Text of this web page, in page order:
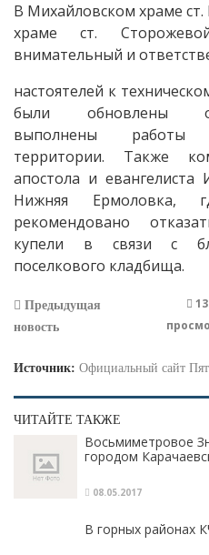
В Михайловском храме
храме ст.
внимательный и
настоятелей к
были обновлены
выполнены работы
территории. Также
апостола и евангелиста
Нижняя Ермоловка,
рекомендовано
купели в связи с
поселкового кладбища.
Предыдущая
новость
Источник: Официальный сайт
ЧИТАЙТЕ ТАКЖЕ
Восьмиметровое
городом
08.05.2017
В горных районах